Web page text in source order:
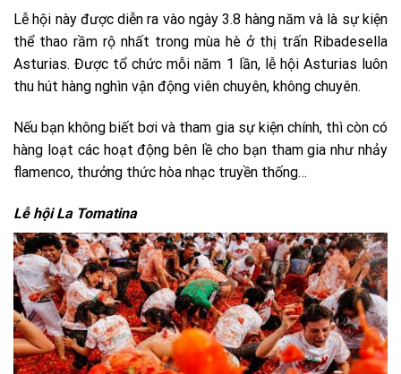
Lễ hội này được diễn ra vào ngày 3.8 hàng năm và là sự kiện
thể thao rầm rộ nhất trong mùa hè ở thị trấn Ribadesella
Asturias. Được tổ chức mỗi năm 1 lần, lễ hội Asturias luôn
thu hút hàng nghìn vận động viên chuyên, không chuyên.
Nếu bạn không biết bơi và tham gia sự kiện chính, thì còn có
hàng loạt các hoạt động bên lề cho bạn tham gia như nhảy
flamenco, thưởng thức hòa nhạc truyền thống…
Lễ hội La Tomatina